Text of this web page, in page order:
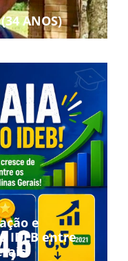
ANOS)
e
IDEB entre